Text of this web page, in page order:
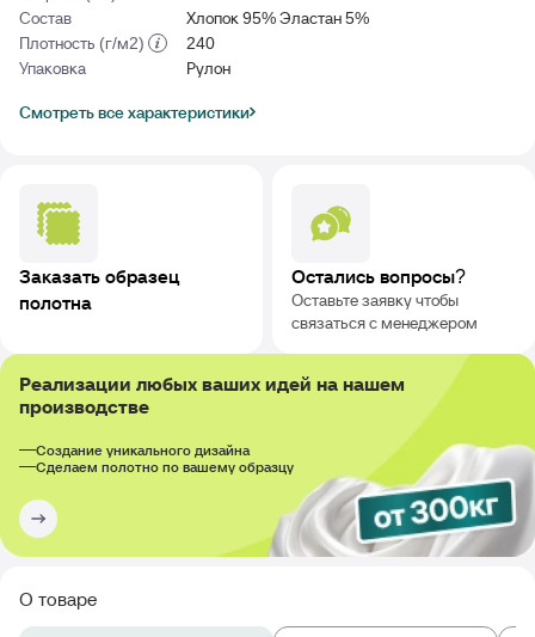
Состав
Хлопок 95% Эластан 5%
Плотность (г/м2)
240
Упаковка
Рулон
Смотреть все характеристики
Заказать образец
полотна
Остались вопросы?
Оставьте заявку чтобы
связаться с менеджером
Реализации любых ваших идей на нашем
производстве
Создание уникального дизайна
Сделаем полотно по вашему образцу
О товаре